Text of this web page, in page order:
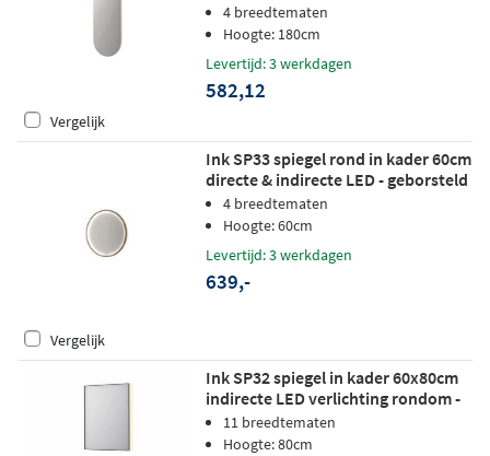
4 breedtematen
Hoogte: 180cm
Levertijd: 3 werkdagen
582,12
Vergelijk
Ink SP33 spiegel rond in kader 60cm
directe & indirecte LED - geborsteld
koper
4 breedtematen
Hoogte: 60cm
Levertijd: 3 werkdagen
639,-
Vergelijk
Ink SP32 spiegel in kader 60x80cm
indirecte LED verlichting rondom -
geborsteld RVS
11 breedtematen
Hoogte: 80cm